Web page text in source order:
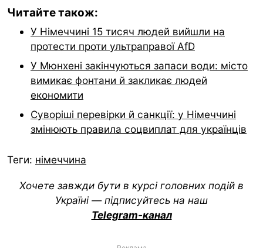
Читайте також:
У Німеччині 15 тисяч людей вийшли на
протести проти ультраправої AfD
У Мюнхені закінчуються запаси води: місто
вимикає фонтани й закликає людей
економити
Суворіші перевірки й санкції: у Німеччині
змінюють правила соцвиплат для українців
Теги: німеччина
Хочете завжди бути в курсі головних подій в
Україні — підписуйтесь на наш
Telegram-канал